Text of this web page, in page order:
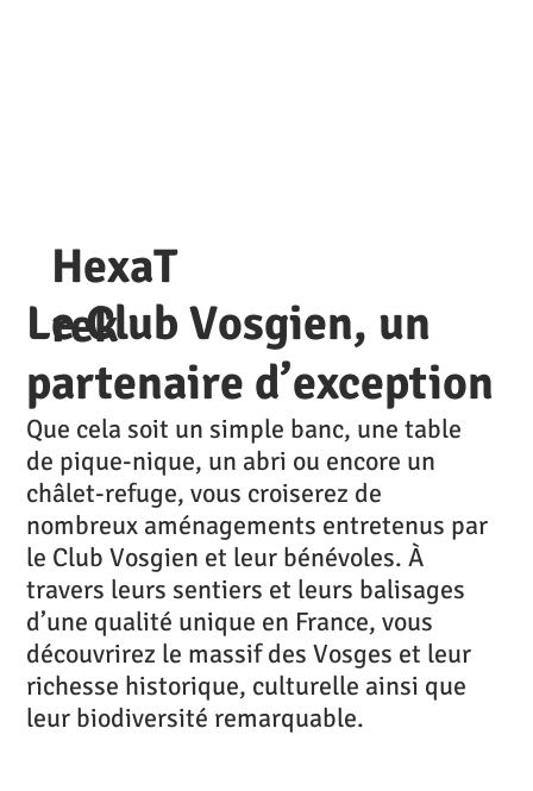
Le Club Vosgien, un
partenaire d’exception
Que cela soit un simple banc, une table
de pique-nique, un abri ou encore un
châlet-refuge, vous croiserez de
nombreux aménagements entretenus par
le Club Vosgien et leur bénévoles. À
travers leurs sentiers et leurs balisages
d’une qualité unique en France, vous
découvrirez le massif des Vosges et leur
richesse historique, culturelle ainsi que
leur biodiversité remarquable.
HexaT
rek